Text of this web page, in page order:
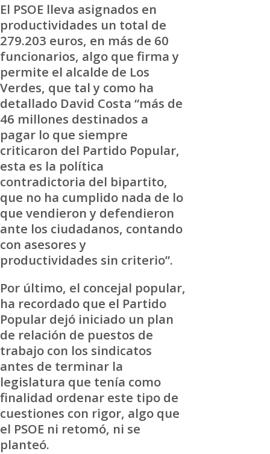
El PSOE lleva asignados en
productividades un total de
279.203 euros, en más de 60
funcionarios, algo que firma y
permite el alcalde de Los
Verdes, que tal y como ha
detallado David Costa “más de
46 millones destinados a
pagar lo que siempre
criticaron del Partido Popular,
esta es la política
contradictoria del bipartito,
que no ha cumplido nada de lo
que vendieron y defendieron
ante los ciudadanos, contando
con asesores y
productividades sin criterio”.
Por último, el concejal popular,
ha recordado que el Partido
Popular dejó iniciado un plan
de relación de puestos de
trabajo con los sindicatos
antes de terminar la
legislatura que tenía como
finalidad ordenar este tipo de
cuestiones con rigor, algo que
el PSOE ni retomó, ni se
planteó.